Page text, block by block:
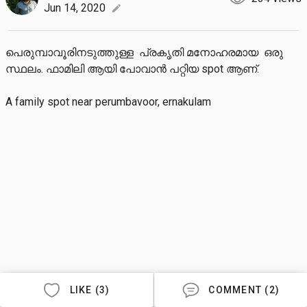
Jun 14, 2020
edit
പെരുമ്പാവൂരിനടുത്തുള്ള  പ്രകൃതി മനോഹരമായ  ഒരു
സ്ഥലം. ഫാമിലി ആയി പോവാൻ പറ്റിയ spot ആണ്.
A family spot near perumbavoor, ernakulam
LIKE (3) COMMENT (2)